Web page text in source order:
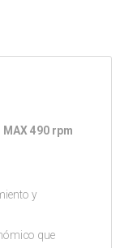
MAX 490 rpm
y
que